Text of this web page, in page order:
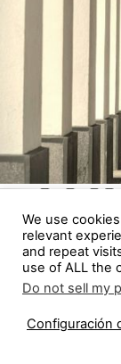
We use
relevant
and repeat
use of ALL the
Do not sell my
Configuración